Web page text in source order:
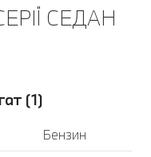
CЕДАН
(1)
Бензин